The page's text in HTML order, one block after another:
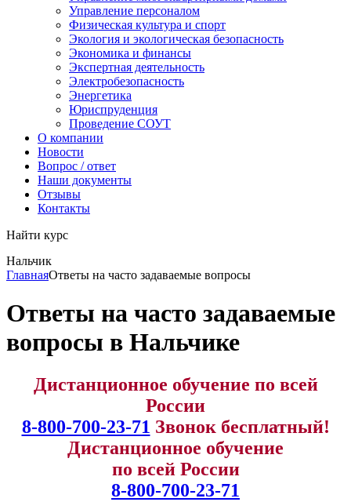
Управление персоналом
Физическая культура и спорт
Экология и экологическая безопасность
Экономика и финансы
Экспертная деятельность
Электробезопасность
Энергетика
Юриспруденция
Проведение СОУТ
О компании
Новости
Вопрос / ответ
Наши документы
Отзывы
Контакты
Найти курс
Нальчик
ГлавнаяОтветы на часто задаваемые вопросы
Ответы на часто задаваемые
вопросы в Нальчике
Дистанционное обучение по всей
России
8-800-700-23-71 Звонок бесплатный!
Дистанционное обучение
по всей России
8-800-700-23-71